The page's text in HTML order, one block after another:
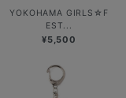
YOKOHAMA GIRLS☆F
EST...
¥5,500